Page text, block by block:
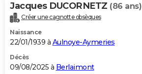
Jacques DUCORNETZ (86 ans)
Créer une cagnotte obsèques
Naissance
22/01/1939 à Aulnoye-Aymeries
Décès
09/08/2025 à Berlaimont